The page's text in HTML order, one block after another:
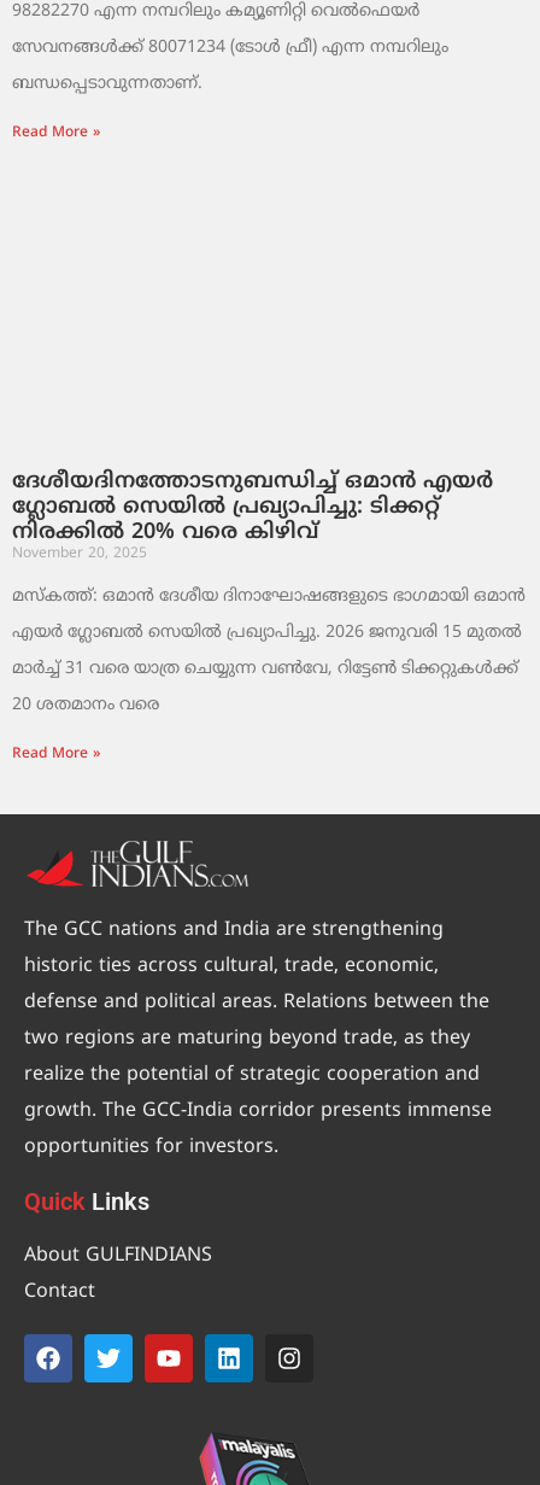
98282270 എന്ന നമ്പറിലും കമ്യൂണിറ്റി വെൽഫെയർ
സേവനങ്ങൾക്ക് 80071234 (ടോൾ ഫ്രീ) എന്ന നമ്പറിലും
ബന്ധപ്പെടാവുന്നതാണ്.
Read More »
ദേശീയദിനത്തോടനുബന്ധിച്ച് ഒമാൻ എയർ
ഗ്ലോബൽ സെയിൽ പ്രഖ്യാപിച്ചു: ടിക്കറ്റ്
നിരക്കിൽ 20% വരെ കിഴിവ്
November 20, 2025
മസ്‌കത്ത്: ഒമാൻ ദേശീയ ദിനാഘോഷങ്ങളുടെ ഭാഗമായി ഒമാൻ
എയർ ഗ്ലോബൽ സെയിൽ പ്രഖ്യാപിച്ചു. 2026 ജനുവരി 15 മുതൽ
മാർച്ച് 31 വരെ യാത്ര ചെയ്യുന്ന വൺവേ, റിട്ടേൺ ടിക്കറ്റുകൾക്ക്
20 ശതമാനം വരെ
Read More »
The GCC nations and India are strengthening
historic ties across cultural, trade, economic,
defense and political areas. Relations between the
two regions are maturing beyond trade, as they
realize the potential of strategic cooperation and
growth. The GCC-India corridor presents immense
opportunities for investors.
Quick Links
About GULFINDIANS
Contact